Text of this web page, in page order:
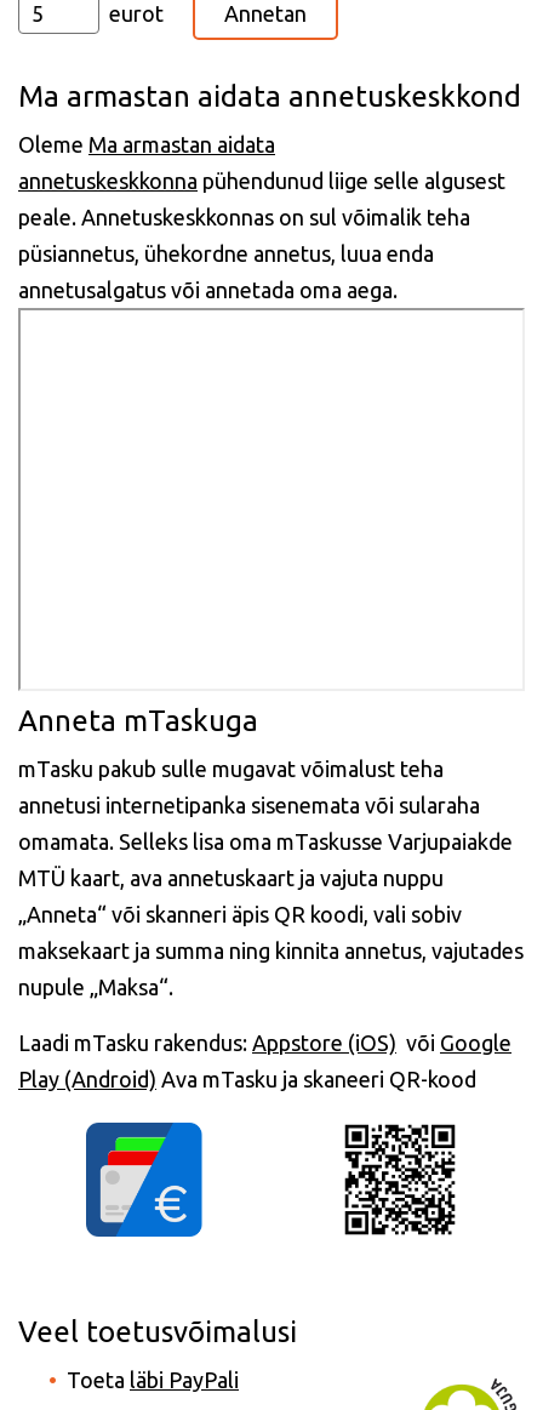
eurot Annetan
Ma armastan aidata annetuskeskkond
Oleme Ma armastan aidata
annetuskeskkonna pühendunud liige selle algusest
peale. Annetuskeskkonnas on sul võimalik teha
püsiannetus, ühekordne annetus, luua enda
annetusalgatus või annetada oma aega.
Anneta mTaskuga
mTasku pakub sulle mugavat võimalust teha
annetusi internetipanka sisenemata või sularaha
omamata. Selleks lisa oma mTaskusse Varjupaiakde
MTÜ kaart, ava annetuskaart ja vajuta nuppu
„Anneta“ või skanneri äpis QR koodi, vali sobiv
maksekaart ja summa ning kinnita annetus, vajutades
nupule „Maksa“.
Laadi mTasku rakendus: Appstore (iOS) või Google
Play (Android) Ava mTasku ja skaneeri QR-kood
Veel toetusvõimalusi
Toeta läbi PayPali